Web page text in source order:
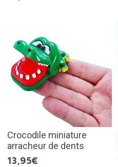
Crocodile miniature
arracheur de dents
13,95€